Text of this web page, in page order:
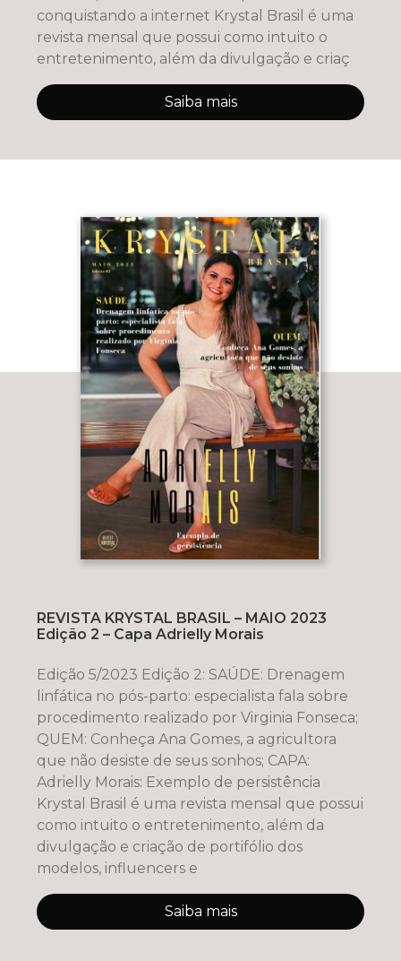
conquistando a internet Krystal Brasil é uma
revista mensal que possui como intuito o
entretenimento, além da divulgação e criaç
Saiba mais
REVISTA KRYSTAL BRASIL – MAIO 2023
Edição 2 – Capa Adrielly Morais
Edição 5/2023 Edição 2: SAÚDE: Drenagem
linfática no pós-parto: especialista fala sobre
procedimento realizado por Virginia Fonseca;
QUEM: Conheça Ana Gomes, a agricultora
que não desiste de seus sonhos; CAPA:
Adrielly Morais: Exemplo de persistência
Krystal Brasil é uma revista mensal que possui
como intuito o entretenimento, além da
divulgação e criação de portifólio dos
modelos, influencers e
Saiba mais